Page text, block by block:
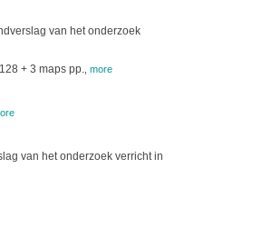
van het onderzoek
+ 3 maps pp. more
van het onderzoek verricht in